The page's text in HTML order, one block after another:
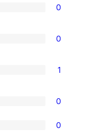
0
0
1
0
0